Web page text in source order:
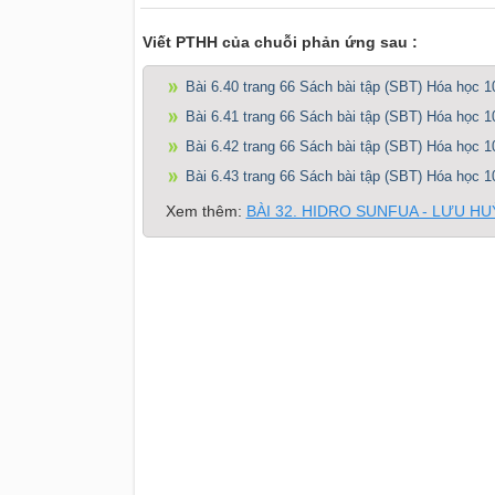
Viết PTHH của chuỗi phản ứng sau :
Bài 6.40 trang 66 Sách bài tập (SBT) Hóa học
Bài 6.41 trang 66 Sách bài tập (SBT) Hóa học
Bài 6.42 trang 66 Sách bài tập (SBT) Hóa học
Bài 6.43 trang 66 Sách bài tập (SBT) Hóa học
Xem thêm: BÀI 32. HIDRO SUNFUA - LƯU